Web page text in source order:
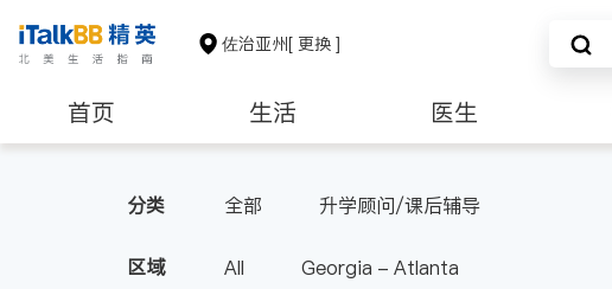
佐治亚州[ 更换 ]
首页 生活 医生
分类 全部 升学顾问/课后辅导
区域 All Georgia - Atlanta